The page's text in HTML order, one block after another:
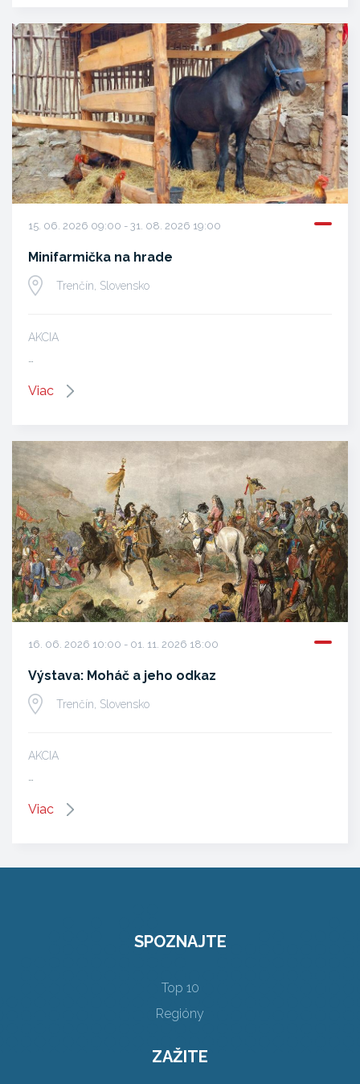
15. 06. 2026 09:00 - 31. 08. 2026 19:00
Minifarmička na hrade
Trenčín, Slovensko
AKCIA
…
Viac
16. 06. 2026 10:00 - 01. 11. 2026 18:00
Výstava: Moháč a jeho odkaz
Trenčín, Slovensko
AKCIA
Viac
SPOZNAJTE
Top 10
Regióny
ZAŽITE